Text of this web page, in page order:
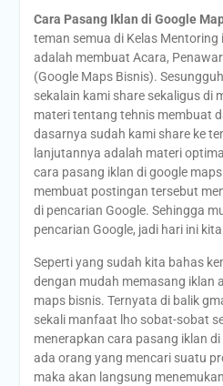
Cara Pasang Iklan di Google
teman semua di Kelas Mentoring
adalah membuat Acara,
(Google Maps Bisnis).
sekalain kami share sekaligus di
materi tentang tehnis membuat
dasarnya sudah kami share ke
lanjutannya adalah materi
cara pasang iklan di google
membuat postingan tersebut
di pencarian Google. Sehingga
pencarian Google, jadi hari ini
Seperti yang sudah kita bahas
dengan mudah memasang iklan
maps bisnis. Ternyata di balik
sekali manfaat lho sobat-sobat
menerapkan cara pasang iklan
ada orang yang mencari suatu
maka akan langsung